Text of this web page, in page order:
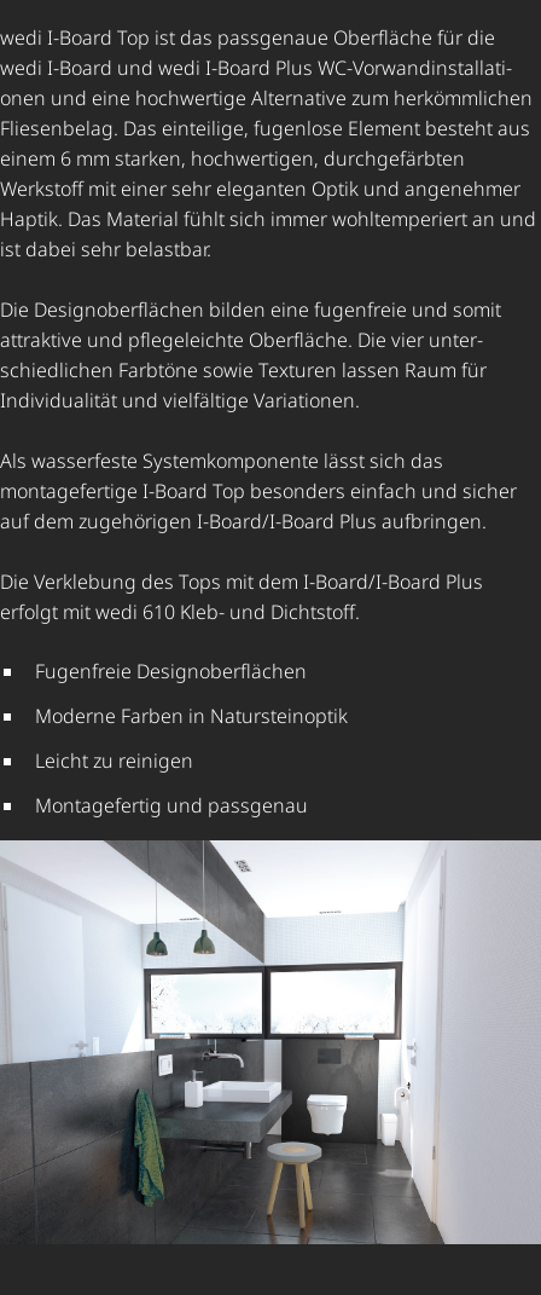
wedi I-Board Top ist das passgenaue Oberfläche für die
wedi I-Board und wedi I-Board Plus WC-Vorwand­in­stal­la­ti­
onen und eine hochwertige Alternative zum herkömmlichen
Fliesenbelag. Das einteilige, fugenlose Element besteht aus
einem 6 mm starken, hochwertigen, durchgefärbten
Werkstoff mit einer sehr eleganten Optik und angenehmer
Haptik. Das Material fühlt sich immer wohltemperiert an und
ist dabei sehr belastbar.
Die Design­ober­flä­chen bilden eine fugenfreie und somit
attraktive und pflegeleichte Oberfläche. Die vier unter­
schied­li­chen Farbtöne sowie Texturen lassen Raum für
Individualität und vielfältige Variationen.
Als wasserfeste System­kom­po­nente lässt sich das
montagefertige I-Board Top besonders einfach und sicher
auf dem zugehörigen I-Board/I-Board Plus aufbringen.
Die Verklebung des Tops mit dem I-Board/I-Board Plus
erfolgt mit wedi 610 Kleb- und Dichtstoff.
Fugenfreie Design­ober­flä­chen
Moderne Farben in Natur­stein­optik
Leicht zu reinigen
Montagefertig und passgenau